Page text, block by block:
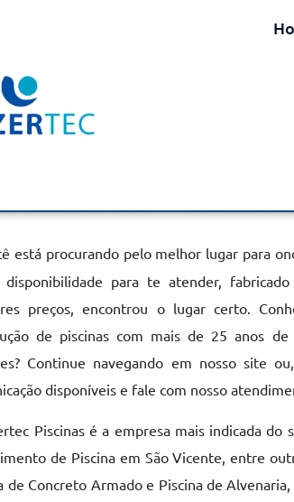
de Piscina
está procurando pelo melhor lugar para
disponibilidade para te atender,
preços, encontrou o lugar certo.
de piscinas com mais de 25 anos
Continue navegando em nosso site
disponíveis e fale com nosso
Piscinas é a empresa mais indicada
de Piscina em São Vicente, entre
de Concreto Armado e Piscina de